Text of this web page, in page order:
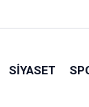
SIYASET